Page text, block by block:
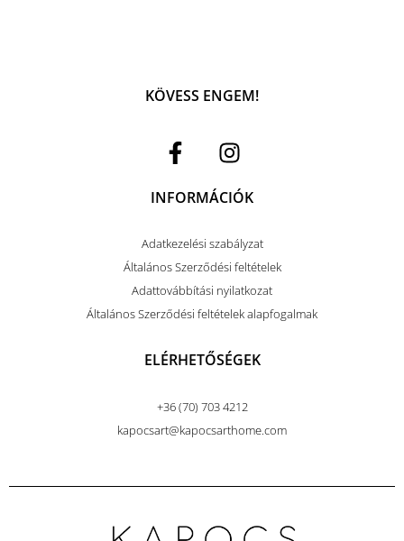
KÖVESS ENGEM!
INFORMÁCIÓK
Adatkezelési szabályzat
Általános Szerződési feltételek
Adattovábbítási nyilatkozat
Általános Szerződési feltételek alapfogalmak
ELÉRHETŐSÉGEK
+36 (70) 703 4212
kapocsart@kapocsarthome.com